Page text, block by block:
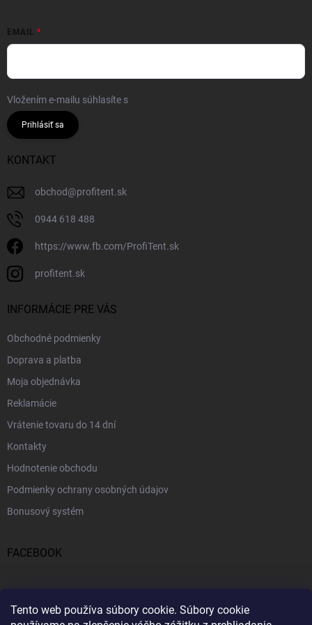
Tento web používa súbory cookie. Súbory cookie
EMAIL
Vložením e-mailu súhlasíte s
Prihlásiť sa
KONTAKT
obchod@profitent.sk
0944 618 488
https://www.fb.com/ProfiTent.sk
profitent.sk
INFORMÁCIE PRE VÁS
Obchodné podmienky
Doprava a platba
Moja objednávka
Reklamácie
Vrátenie tovaru do 14 dní
Kontakty
Hodnotenie obchodu
Podmienky ochrany osobných údajov
Bonusový systém
FACEBOOK
PRIJÍMAME ONLINE PLATBY